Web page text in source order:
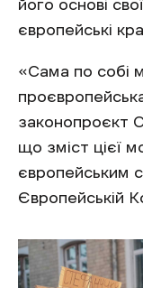
його основі
європейські
«Сама по собі
законопроєкт
що зміст цієї
європейським
Європейській